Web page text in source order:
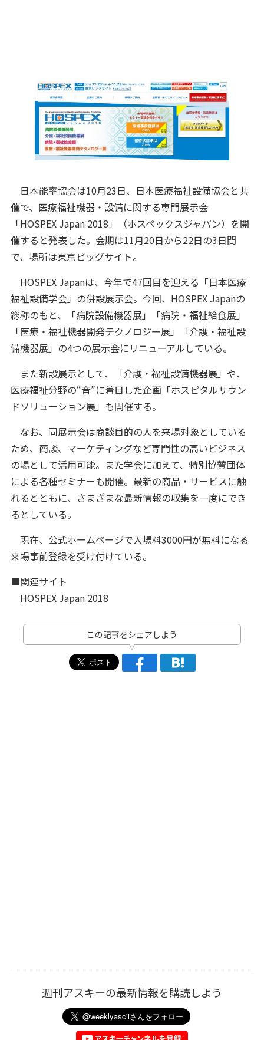
日本能率協会は10月23日、日本医療福祉設備協会と共
催で、医療福祉機器・設備に関する専門展示会
「HOSPEX Japan 2018」（ホスペックスジャパン）を開
催すると発表した。会期は11月20日から22日の3日間
で、場所は東京ビッグサイト。
HOSPEX Japanは、今年で47回目を迎える「日本医療
福祉設備学会」の併設展示会。今回、HOSPEX Japanの
総称のもと、「病院設備機器展」「病院・福祉給食展」
「医療・福祉機器開発テクノロジー展」「介護・福祉設
備機器展」の4つの展示会にリニューアルしている。
また新設展示として、「介護・福祉設備機器展」や、
医療福祉分野の“音”に着目した企画「ホスピタルサウン
ドソリューション展」も開催する。
なお、同展示会は商談目的の人を来場対象としている
ため、商談、マーケティングなど専門性の高いビジネス
の場として活用可能。また学会に加えて、特別協賛団体
による各種セミナーも開催。最新の商品・サービスに触
れるとともに、さまざまな最新情報の収集を一度にでき
るとしている。
現在、公式ホームページで入場料3000円が無料になる
来場事前登録を受け付けている。
■関連サイト
HOSPEX Japan 2018
この記事をシェアしよう
週刊アスキーの最新情報を購読しよう